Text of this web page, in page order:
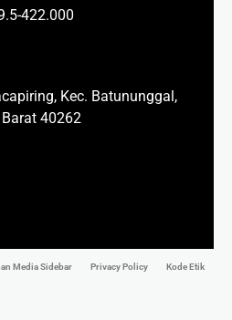
422.000
Kec. Batununggal,
40262
Media Sidebar Privacy Policy Kode Etik